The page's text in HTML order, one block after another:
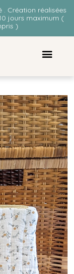
. Création réalisées
jours maximum (
)